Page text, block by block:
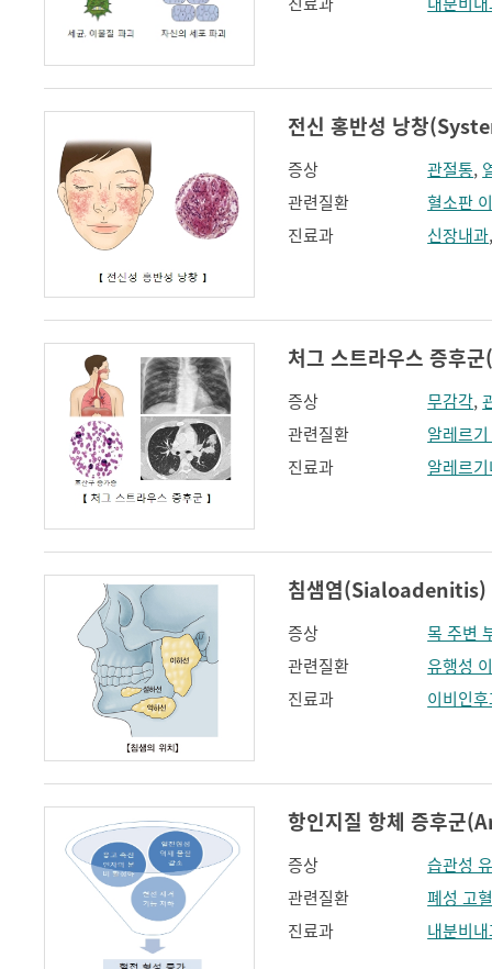
전신 홍반성 낭창
증상 관절통,
관련질환
혈소판
진료과
신장내과
처그 스트라우스 증
증상 무감각,
관련질환
알레르
진료과
알레르
침샘염(Sialoadenitis)
증상
목 주변
관련질환
유행성
진료과
이비인
항인지질 항체 증후
증상
습관성
관련질환
폐성 고
진료과
내분비